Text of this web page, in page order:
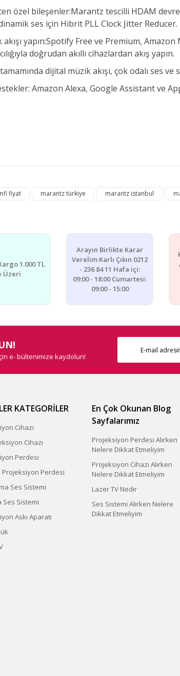
özel bileşenler:Marantz tescilli HDAM
ses için Hibrit PLL Clock Jitter Reducer.
yapın:Spotify Free ve Premium,
doğrudan akıllı cihazlardan akış yapın.
dijital müzik akışı, çok odalı ses
Amazon Alexa, Google Assistant ve
Bu ürüne ilk yorumu
fiyat marantz türkiye marantz istanbul
1.000 TL
Üzeri
Arayın Birlikte Karar
Verelim Karlı Çıkın 0212
- 236 84 11 Hafa içi:
09:00 - 18:00 Cumartesi:
09:00 - 15:00
e- bültenimize kaydolun!
KATEGORİLER
Cihazı
Cihazı
Perdesi
Projeksiyon Perdesi
Ses Sistemi
Ses Sistemi
Askı Aparatı
En Çok Okunan Blog
Sayfalarımız
Projeksiyon Perdesi Alırken
Nelere Dikkat Etmeliyim
Projeksiyon Cihazı Alırken
Nelere Dikkat Etmeliyim
Lazer TV Nedir
Ses Sistemi Alırken Nelere
Dikkat Etmeliyim